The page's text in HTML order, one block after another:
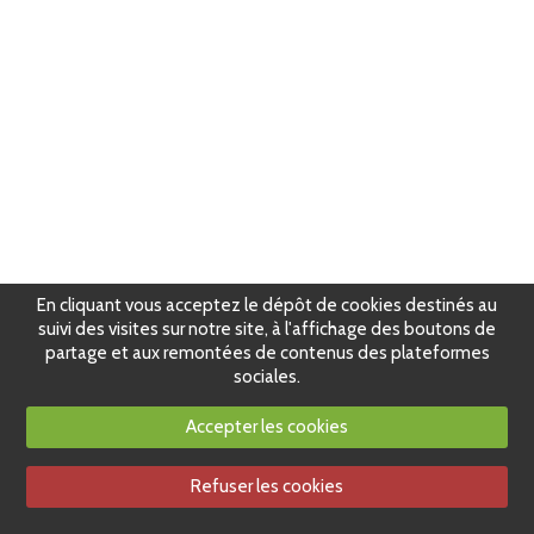
En cliquant vous acceptez le dépôt de cookies destinés au
suivi des visites sur notre site, à l'affichage des boutons de
partage et aux remontées de contenus des plateformes
sociales.
Accepter les cookies
Refuser les cookies